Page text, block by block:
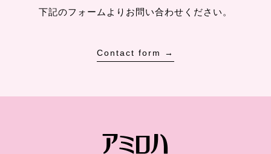
下記のフォームよりお問い合わせください。
Contact form →